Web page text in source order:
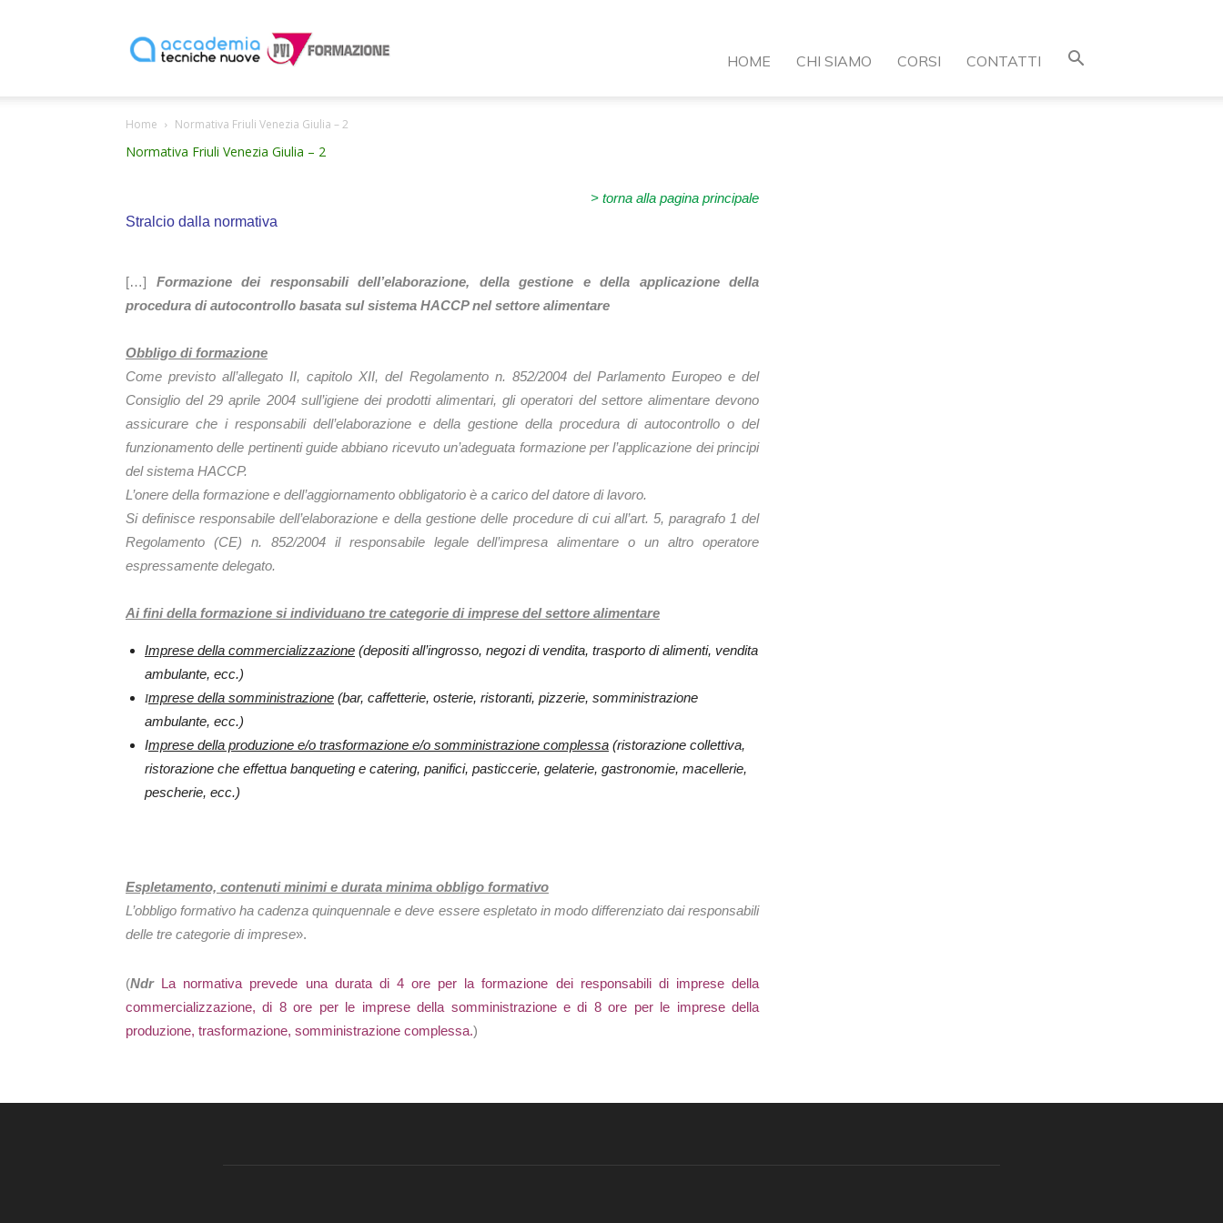
HOME CHI SIAMO CORSI CONTATTI
Home Normativa Friuli Venezia Giulia – 2
Normativa Friuli Venezia Giulia – 2
> torna alla pagina principale
Stralcio dalla normativa
[…] Formazione dei responsabili dell’elaborazione, della gestione e della applicazione della
procedura di autocontrollo basata sul sistema HACCP nel settore alimentare
Obbligo di formazione
Come previsto all’allegato II, capitolo XII, del Regolamento n. 852/2004 del Parlamento Europeo e del
Consiglio del 29 aprile 2004 sull’igiene dei prodotti alimentari, gli operatori del settore alimentare devono
assicurare che i responsabili dell’elaborazione e della gestione della procedura di autocontrollo o del
funzionamento delle pertinenti guide abbiano ricevuto un’adeguata formazione per l’applicazione dei principi
del sistema HACCP.
L’onere della formazione e dell’aggiornamento obbligatorio è a carico del datore di lavoro.
Si definisce responsabile dell’elaborazione e della gestione delle procedure di cui all’art. 5, paragrafo 1 del
Regolamento (CE) n. 852/2004 il responsabile legale dell’impresa alimentare o un altro operatore
espressamente delegato.
Ai fini della formazione si individuano tre categorie di imprese del settore alimentare
Imprese della commercializzazione (depositi all’ingrosso, negozi di vendita, trasporto di alimenti, vendita
ambulante, ecc.)
Imprese della somministrazione (bar, caffetterie, osterie, ristoranti, pizzerie, somministrazione
ambulante, ecc.)
Imprese della produzione e/o trasformazione e/o somministrazione complessa (ristorazione collettiva,
ristorazione che effettua banqueting e catering, panifici, pasticcerie, gelaterie, gastronomie, macellerie,
pescherie, ecc.)
Espletamento, contenuti minimi e durata minima obbligo formativo
L’obbligo formativo ha cadenza quinquennale e deve essere espletato in modo differenziato dai responsabili
delle tre categorie di imprese».
(Ndr La normativa prevede una durata di 4 ore per la formazione dei responsabili di imprese della
commercializzazione, di 8 ore per le imprese della somministrazione e di 8 ore per le imprese della
produzione, trasformazione, somministrazione complessa.)